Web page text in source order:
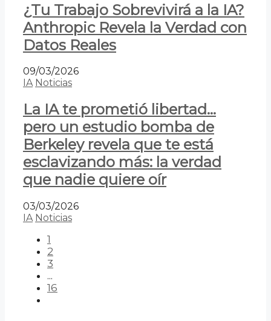
¿Tu Trabajo Sobrevivirá a la IA?
Anthropic Revela la Verdad con
Datos Reales
09/03/2026
IA Noticias
La IA te prometió libertad…
pero un estudio bomba de
Berkeley revela que te está
esclavizando más: la verdad
que nadie quiere oír
03/03/2026
IA Noticias
1
2
3
...
16